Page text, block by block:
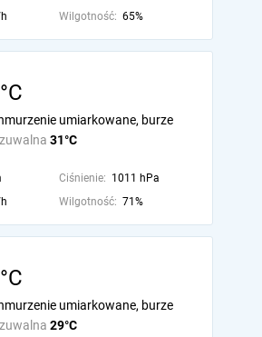
Wilgotność: 65%
31°C
umiarkowane, burze
Ciśnienie: 1011 hPa
Wilgotność: 71%
29°C
umiarkowane, burze